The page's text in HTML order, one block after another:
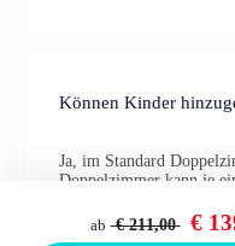
Können Kinder
Ja, im Standard
Doppelzimmer kann je
übernachten.
ab € 211,00 €